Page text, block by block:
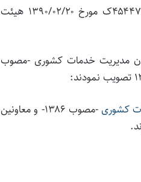
همترازی رئیس و معاونین رئیس بازرسی دفتر رییس جمهور (تصویب‌نامه شماره ۳۵۴۶۸/ت۴۵۴۴۷ک مورخ ۱۳۹۰/۰۲/۲۰ هیئت
امور اجتماعی و دولت الکترونیک به استناد تبصره (۱‏) ماده (۷۱‏) قانون مدیریت خدمات کشوری -مصوب
کشوری
-مصوب ۱۳۸۶‏- و معاونین